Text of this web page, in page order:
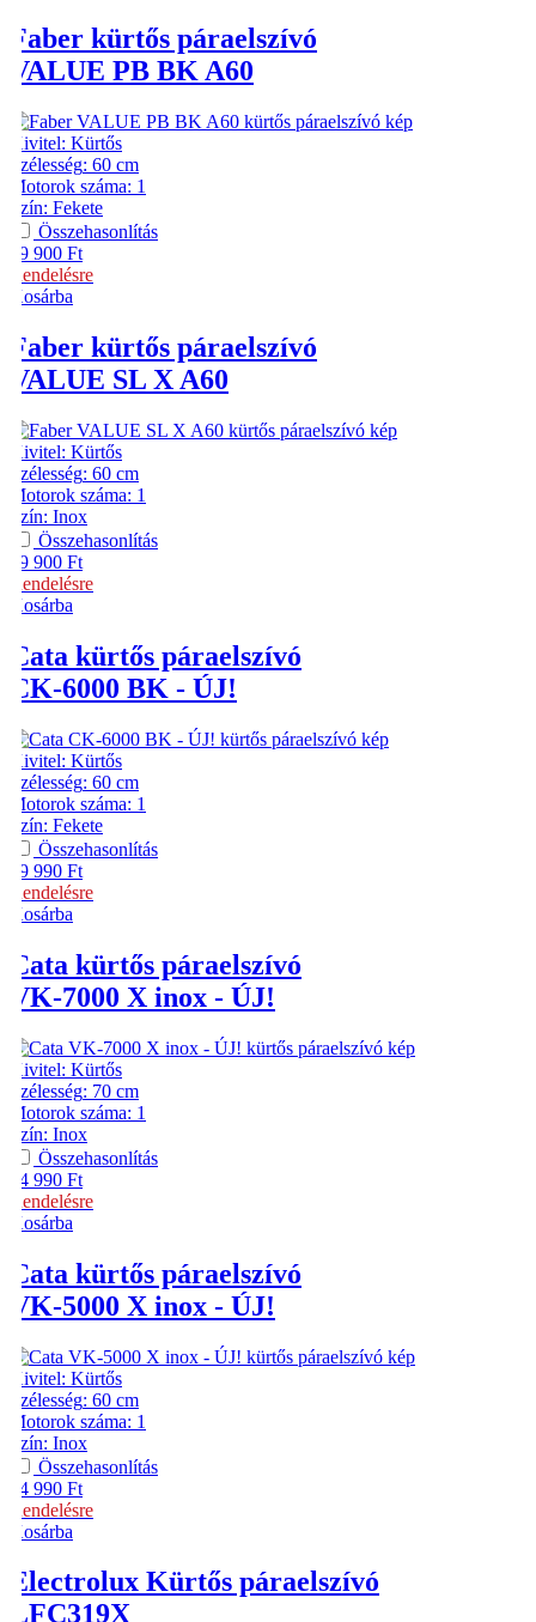
Faber kürtős páraelszívó
VALUE PB BK A60
Kivitel: Kürtős
Szélesség: 60 cm
Motorok száma: 1
Szín: Fekete
Összehasonlítás
49 900 Ft
Rendelésre
Kosárba
Faber kürtős páraelszívó
VALUE SL X A60
Kivitel: Kürtős
Szélesség: 60 cm
Motorok száma: 1
Szín: Inox
Összehasonlítás
49 900 Ft
Rendelésre
Kosárba
Cata kürtős páraelszívó
CK-6000 BK - ÚJ!
Kivitel: Kürtős
Szélesség: 60 cm
Motorok száma: 1
Szín: Fekete
Összehasonlítás
49 990 Ft
Rendelésre
Kosárba
Cata kürtős páraelszívó
VK-7000 X inox - ÚJ!
Kivitel: Kürtős
Szélesség: 70 cm
Motorok száma: 1
Szín: Inox
Összehasonlítás
54 990 Ft
Rendelésre
Kosárba
Cata kürtős páraelszívó
VK-5000 X inox - ÚJ!
Kivitel: Kürtős
Szélesség: 60 cm
Motorok száma: 1
Szín: Inox
Összehasonlítás
54 990 Ft
Rendelésre
Kosárba
Electrolux Kürtős páraelszívó
LFC319X